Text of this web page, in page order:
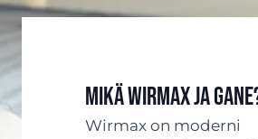
Mikä Wirmax ja
Wirmax on moderni